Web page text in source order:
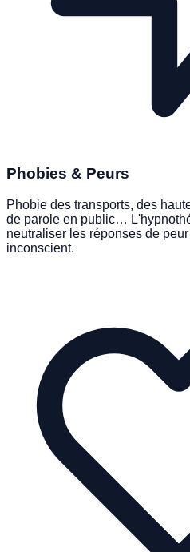
Phobies & Peurs
Phobie des transports, des
de parole en public…
neutraliser les réponses de
inconscient.